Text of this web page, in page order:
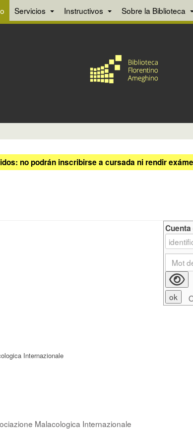
Servicios Instructivos Sobre la Biblioteca
no podrán inscribirse a cursada ni rendir
Internazionale
Malacologica Internazionale